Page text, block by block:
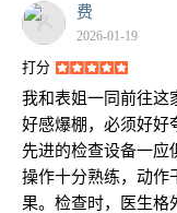
费
2026-01-19
打分
我和表姐一同前往这
好感爆棚，必须好好
先进的检查设备一应
操作十分熟练，动作
果。检查时，医生格